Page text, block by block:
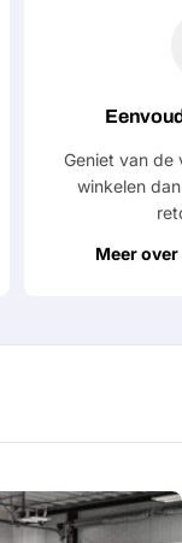
Geniet van de
winkelen
Meer